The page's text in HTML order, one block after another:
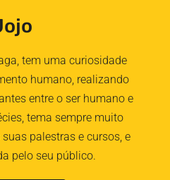
tem uma curiosidade
humano, realizando
entre o ser humano e
tema sempre muito
palestras e cursos, e
pelo seu público.